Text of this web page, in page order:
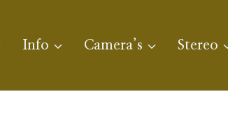
Info Camera’s Stereo